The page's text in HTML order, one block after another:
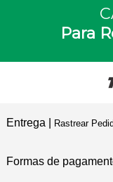
Para
Entrega | Rastrear
Formas de